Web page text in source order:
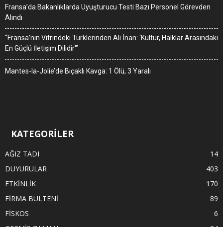
Fransa’da Bakanlıklarda Uyuşturucu Testi Bazı Personel Görevden
Alındı
“Fransa’nın Vitrindeki Türklerinden Ali İnan: ‘Kültür, Halklar Arasındaki
En Güçlü İletişim Dilidir'”
Mantes-la-Jolie’de Bıçaklı Kavga: 1 Ölü, 3 Yaralı
KATEGORİLER
AĞIZ TADI
14
DUYURULAR
403
ETKİNLİK
170
FİRMA BÜLTENİ
89
FİSKOS
6